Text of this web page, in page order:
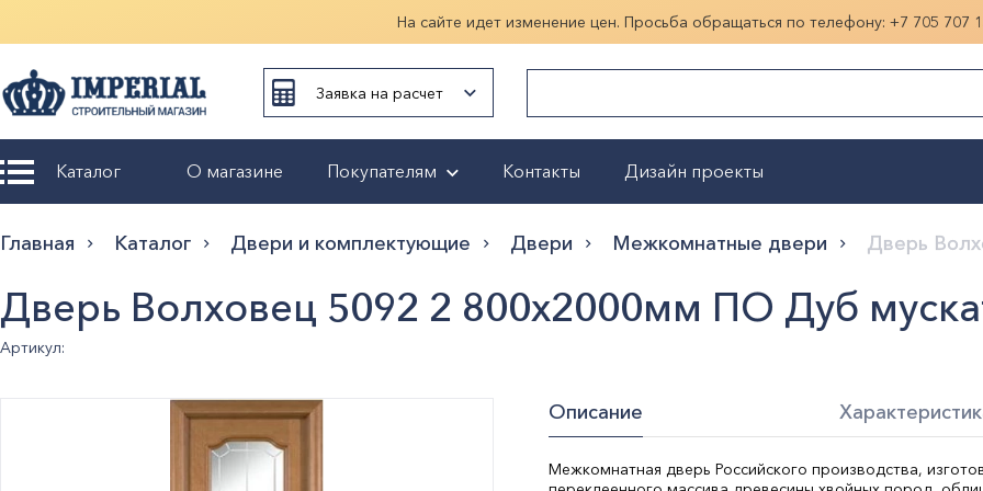
На сайте идет изменение цен. Просьба обращаться по телефону: +7 705 707
Заявка на расчет
Показать больше
Каталог О магазине Покупателям
обмен
Гарантия
Контакты Дизайн проекты
Главная Каталог Двери и комплектующие Двери Межкомнатные двери Дверь
Дверь Волховец 5092 2 800х2000мм ПО Дуб
Артикул:
Описание
Межкомнатная дверь Российского производства,